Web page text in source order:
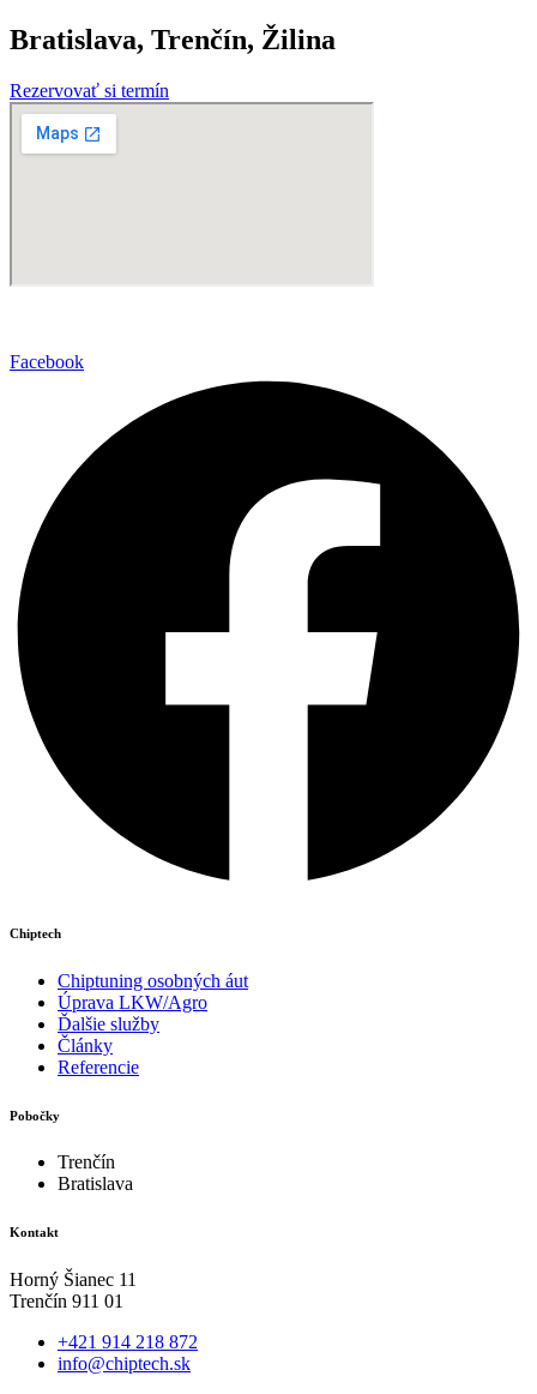
Bratislava, Trenčín, Žilina
Rezervovať si termín
Facebook
Chiptech
Chiptuning osobných áut
Úprava LKW/Agro
Ďalšie služby
Články
Referencie
Pobočky
Trenčín
Bratislava
Kontakt
Horný Šianec 11
Trenčín 911 01
+421 914 218 872
info@chiptech.sk